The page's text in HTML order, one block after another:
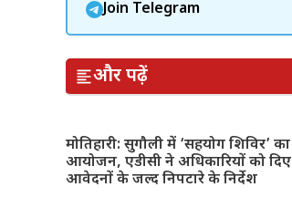
Join Telegram
और पढ़ें
मोतिहारी: सुगौली में ‘सहयोग शिविर’ का
आयोजन, एडीसी ने अधिकारियों को दिए
आवेदनों के जल्द निपटारे के निर्देश